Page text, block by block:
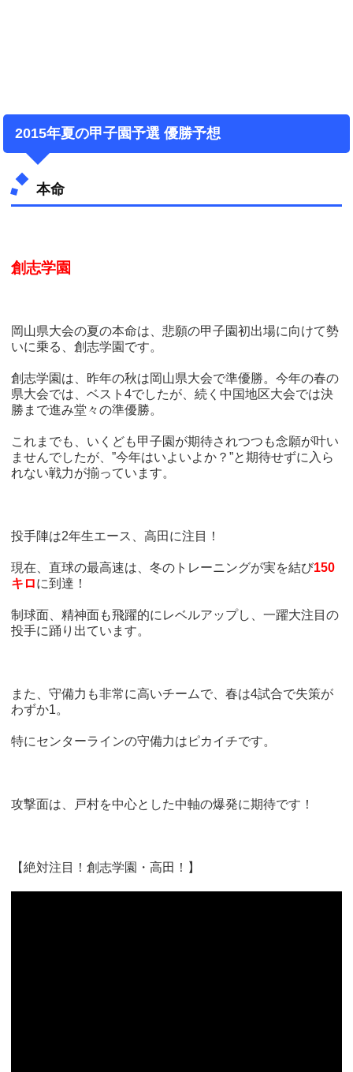
2015年夏の甲子園予選 優勝予想
本命
創志学園
岡山県大会の夏の本命は、悲願の甲子園初出場に向けて勢
いに乗る、創志学園です。
創志学園は、昨年の秋は岡山県大会で準優勝。今年の春の
県大会では、ベスト4でしたが、続く中国地区大会では決
勝まで進み堂々の準優勝。
これまでも、いくども甲子園が期待されつつも念願が叶い
ませんでしたが、”今年はいよいよか？”と期待せずに入ら
れない戦力が揃っています。
投手陣は2年生エース、高田に注目！
現在、直球の最高速は、冬のトレーニングが実を結び150
キロに到達！
制球面、精神面も飛躍的にレベルアップし、一躍大注目の
投手に踊り出ています。
また、守備力も非常に高いチームで、春は4試合で失策が
わずか1。
特にセンターラインの守備力はピカイチです。
攻撃面は、戸村を中心とした中軸の爆発に期待です！
【絶対注目！創志学園・高田！】